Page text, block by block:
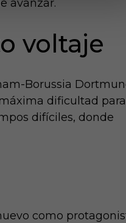
avanzar.​
voltaje
Borussia
dificultad para
difíciles, donde
como